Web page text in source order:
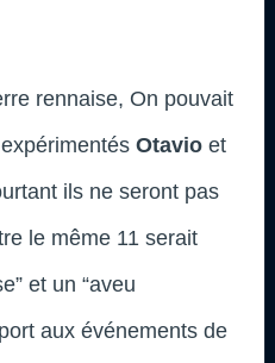
rennaise, On pouvait
Otavio et
ils ne seront pas
le même 11 serait
et un “aveu
aux événements de